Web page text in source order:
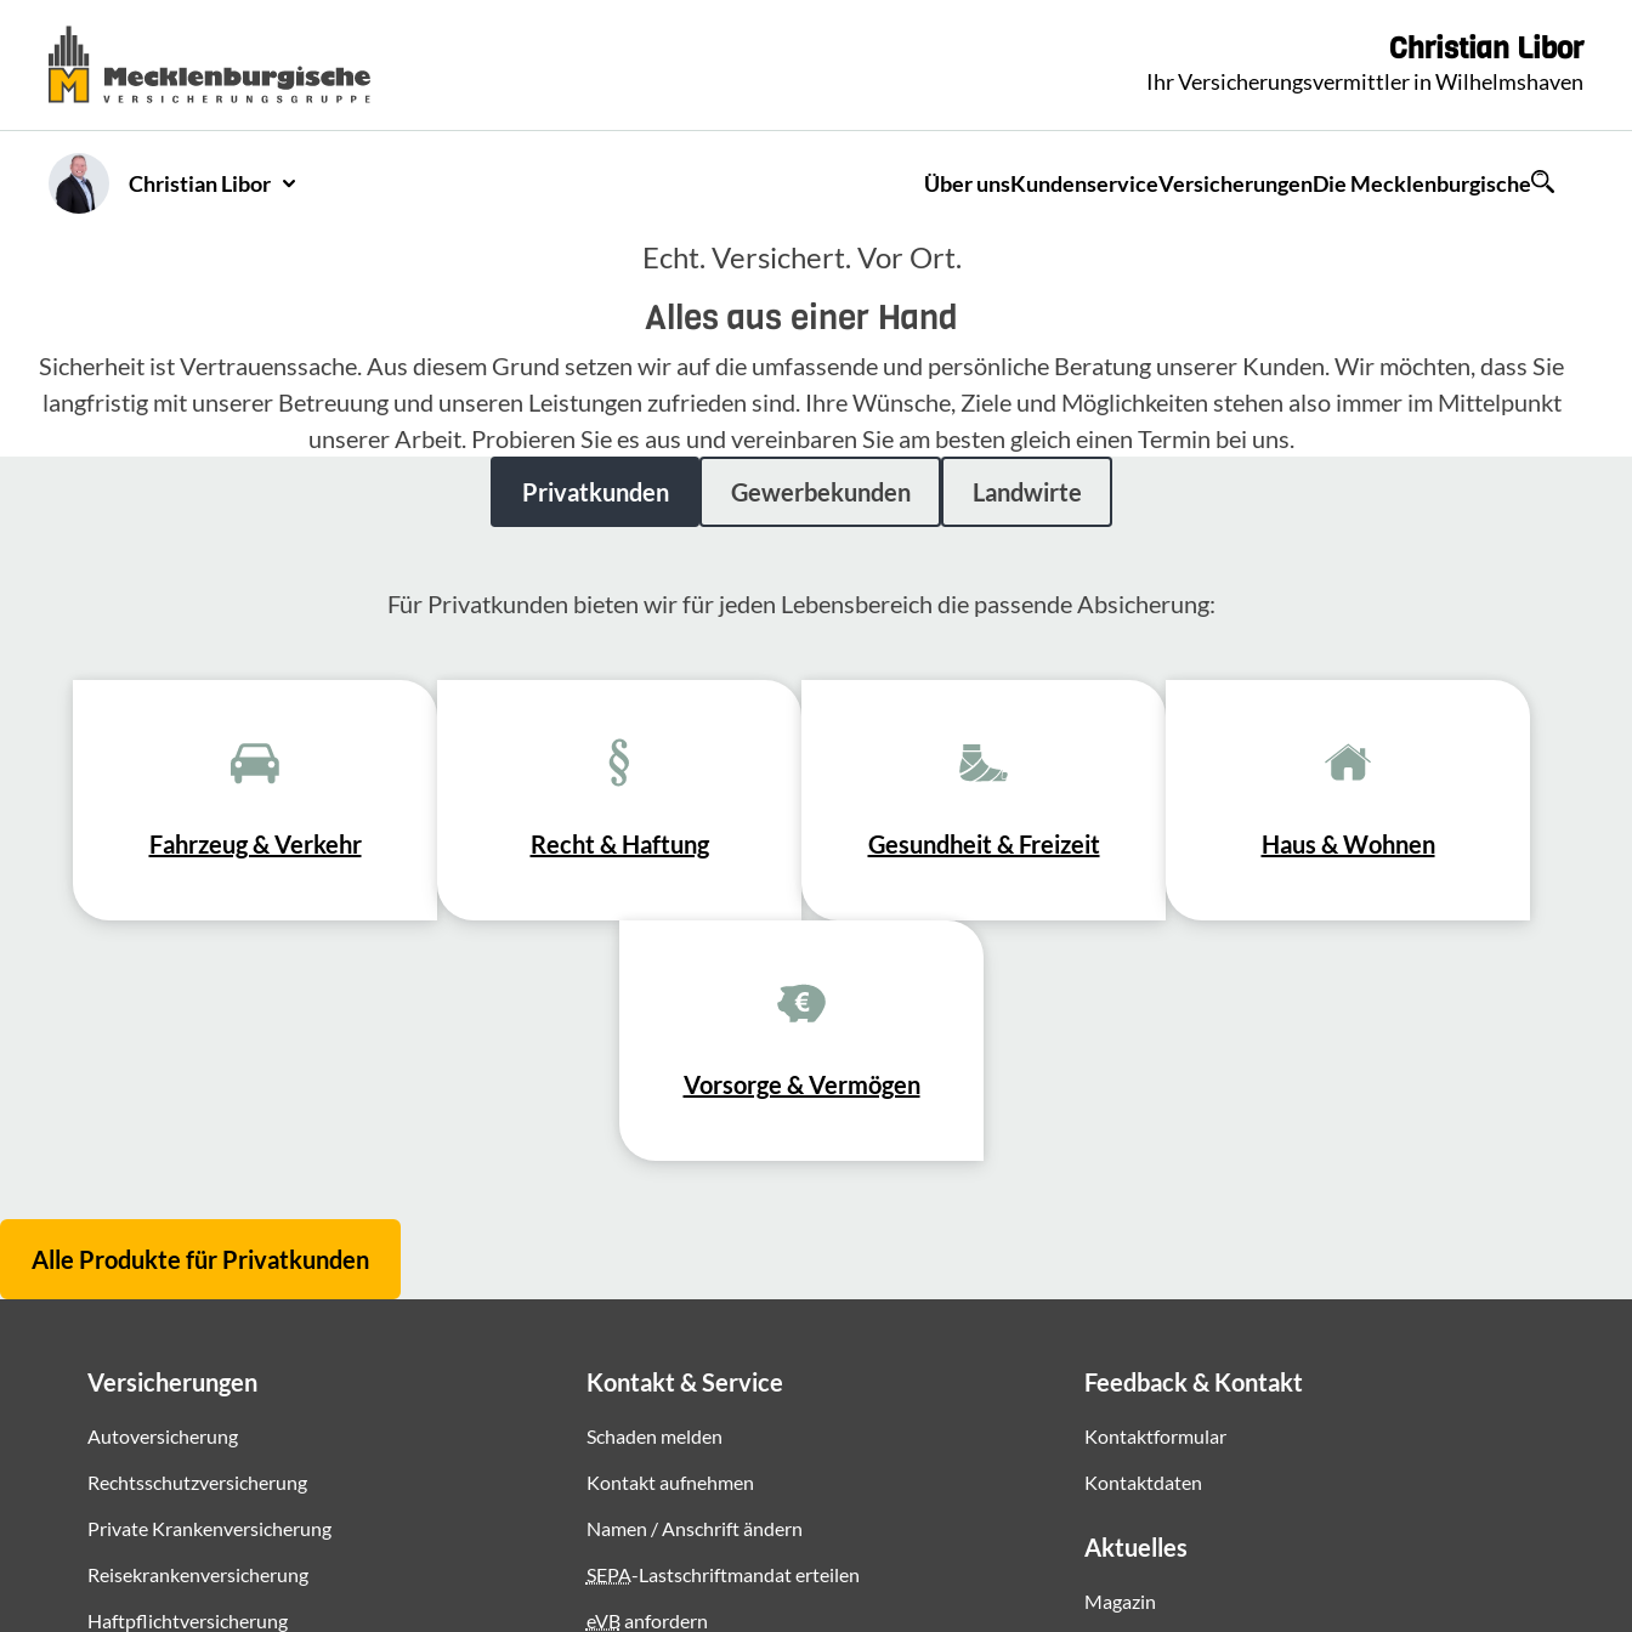
Christian Libor
Ihr Versicherungsvermittler in Wilhelmshaven
ChristianLibor Über unsKundenserviceVersicherungenDie Mecklenburgische
Echt. Versichert. Vor Ort.
Alles aus einer Hand
Sicherheit ist Vertrauenssache. Aus diesem Grund setzen wir auf die umfassende und persönliche Beratung unserer Kunden. Wir möchten, dass Sie
langfristig mit unserer Betreuung und unseren Leistungen zufrieden sind. Ihre Wünsche, Ziele und Möglichkeiten stehen also immer im Mittelpunkt
unserer Arbeit. Probieren Sie es aus und vereinbaren Sie am besten gleich einen Termin bei uns.
Privatkunden
Gewerbekunden Landwirte
Für Privatkunden bieten wir für jeden Lebensbereich die passende Absicherung:
Fahrzeug & Verkehr Recht & Haftung Gesundheit & Freizeit Haus & Wohnen
Vorsorge & Vermögen
Alle Produkte für Privatkunden
Versicherungen
Autoversicherung
Rechtsschutzversicherung
Private Krankenversicherung
Reisekrankenversicherung
Haftpflichtversicherung
Kontakt & Service
Schaden melden
Kontakt aufnehmen
Namen / Anschrift ändern
SEPA-Lastschriftmandat erteilen
eVBanfordern
Feedback & Kontakt
Kontaktformular
Kontaktdaten
Aktuelles
Magazin